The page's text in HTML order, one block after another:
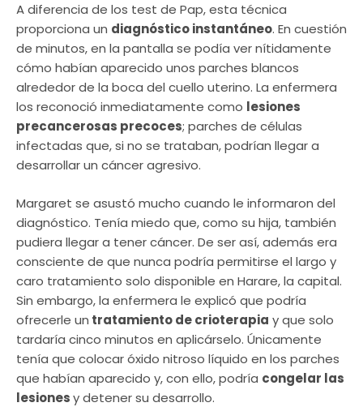
A diferencia de los test de Pap, esta técnica
proporciona un diagnóstico instantáneo. En cuestión
de minutos, en la pantalla se podía ver nítidamente
cómo habían aparecido unos parches blancos
alrededor de la boca del cuello uterino. La enfermera
los reconoció inmediatamente como lesiones
precancerosas precoces; parches de células
infectadas que, si no se trataban, podrían llegar a
desarrollar un cáncer agresivo.
Margaret se asustó mucho cuando le informaron del
diagnóstico. Tenía miedo que, como su hija, también
pudiera llegar a tener cáncer. De ser así, además era
consciente de que nunca podría permitirse el largo y
caro tratamiento solo disponible en Harare, la capital.
Sin embargo, la enfermera le explicó que podría
ofrecerle un tratamiento de crioterapia y que solo
tardaría cinco minutos en aplicárselo. Únicamente
tenía que colocar óxido nitroso líquido en los parches
que habían aparecido y, con ello, podría congelar las
lesionesy detener su desarrollo.